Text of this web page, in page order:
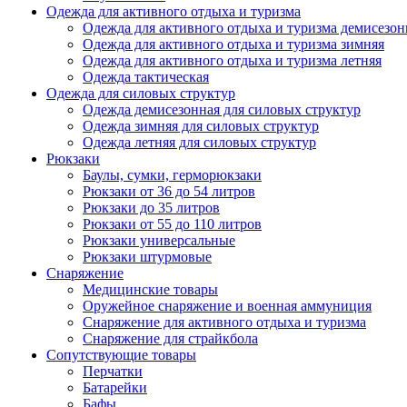
Одежда для активного отдыха и туризма
Одежда для активного отдыха и туризма
Одежда для активного отдыха и туризма зимняя
Одежда для активного отдыха и туризма летняя
Одежда тактическая
Одежда для силовых структур
Одежда демисезонная для силовых структур
Одежда зимняя для силовых структур
Одежда летняя для силовых структур
Рюкзаки
Баулы, сумки, герморюкзаки
Рюкзаки от 36 до 54 литров
Рюкзаки до 35 литров
Рюкзаки от 55 до 110 литров
Рюкзаки универсальные
Рюкзаки штурмовые
Снаряжение
Медицинские товары
Оружейное снаряжение и военная аммуниция
Снаряжение для активного отдыха и туризма
Снаряжение для страйкбола
Сопутствующие товары
Перчатки
Батарейки
Бафы